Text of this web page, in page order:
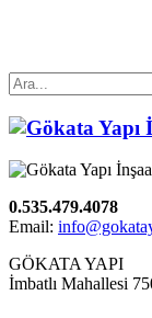
0.535.479.4078
Email:
GÖKATA YAPI
İmbatlı Mahallesi